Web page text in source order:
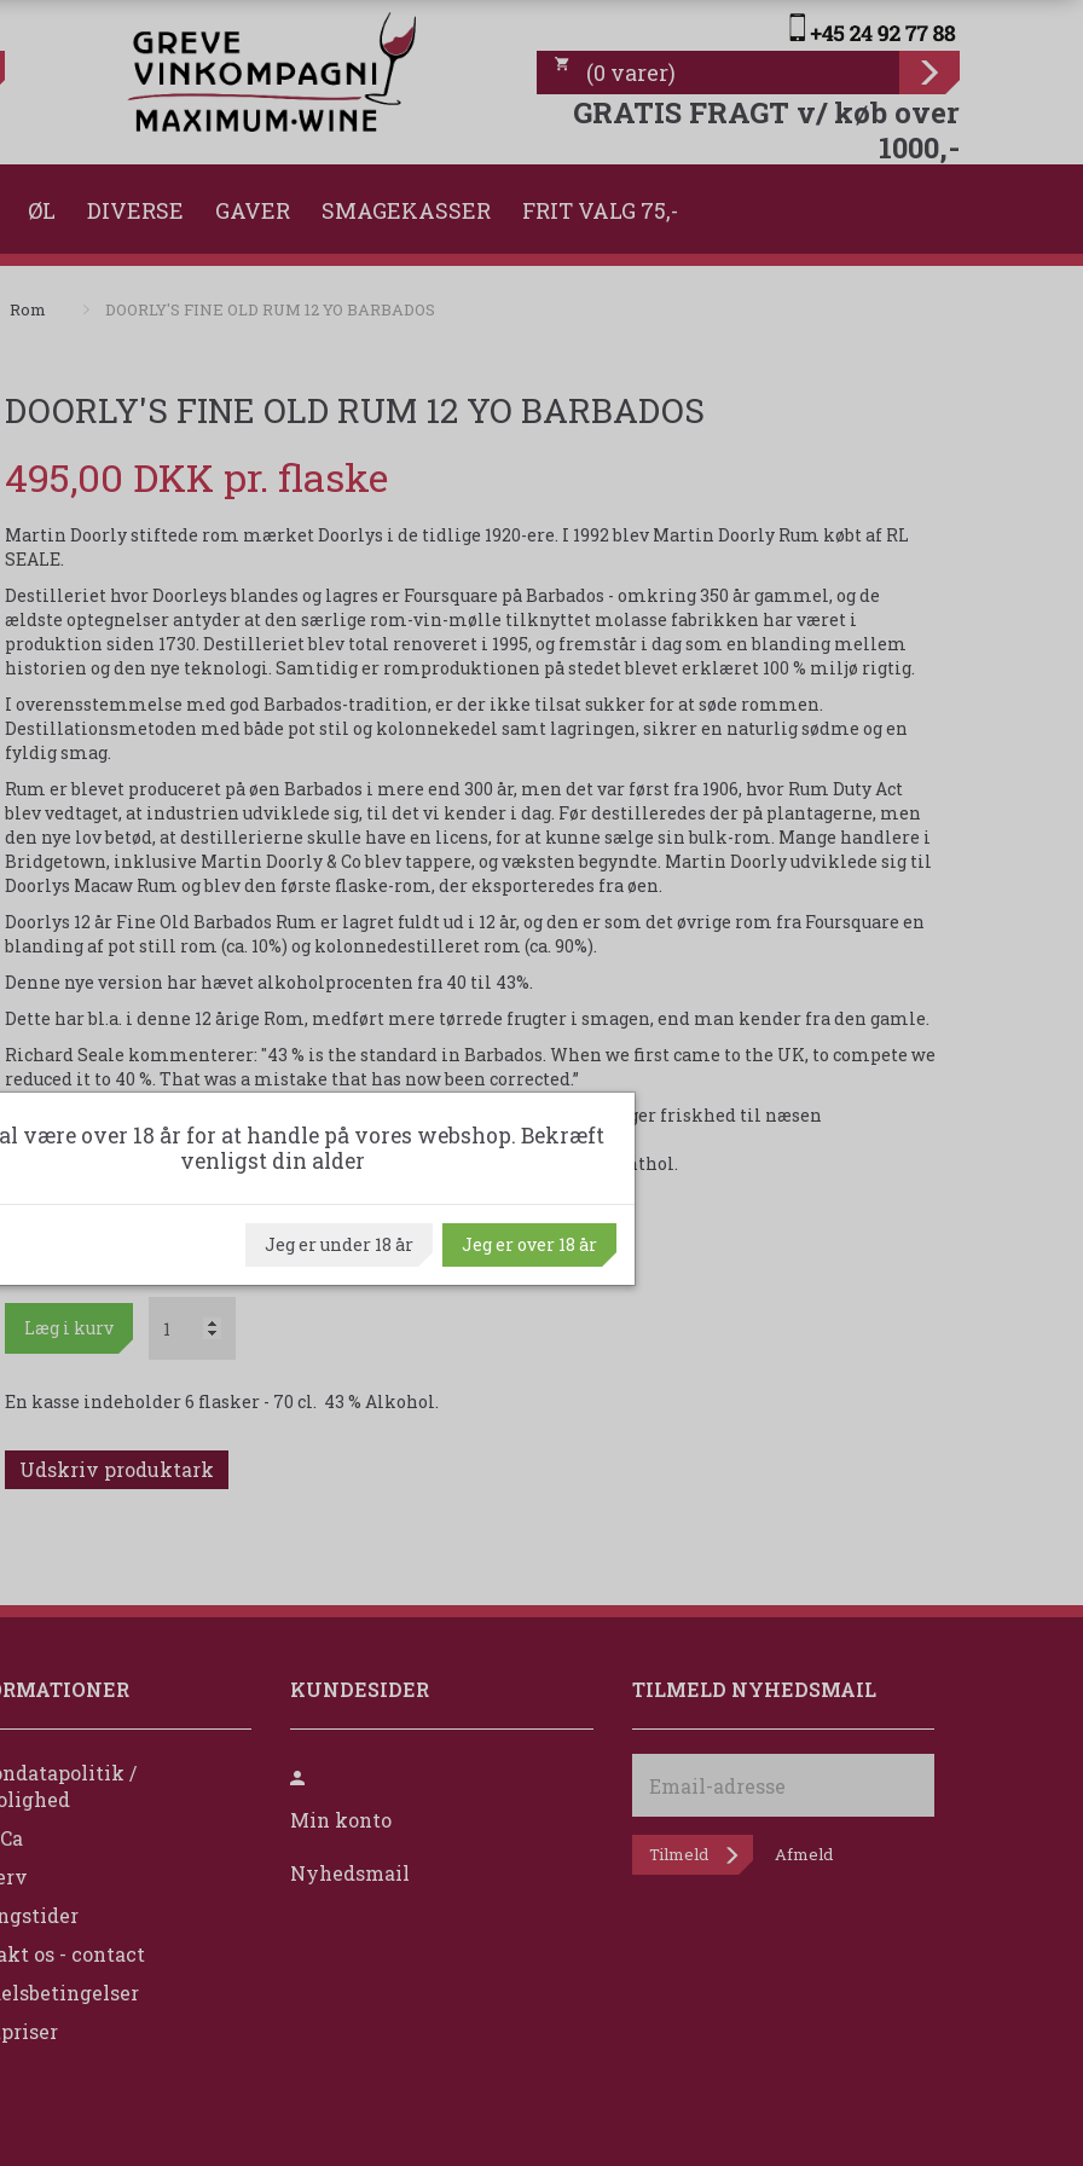
(0 varer)
GRATIS FRAGT v/ køb over
1000,-
ØL DIVERSE GAVER SMAGEKASSER FRIT VALG 75,-
Rom DOORLY'S FINE OLD RUM 12 YO BARBADOS
DOORLY'S FINE OLD RUM 12 YO BARBADOS
495,00 DKK
Martin Doorly stiftede rom mærket Doorlys i de tidlige 1920-ere. I 1992 blev Martin Doorly Rum købt af RL
SEALE.
Destilleriet hvor Doorleys blandes og lagres er Foursquare på Barbados - omkring 350 år gammel, og de
ældste optegnelser antyder at den særlige rom-vin-mølle tilknyttet molasse fabrikken har været i
produktion siden 1730. Destilleriet blev total renoveret i 1995, og fremstår i dag som en blanding mellem
historien og den nye teknologi. Samtidig er romproduktionen på stedet blevet erklæret 100 % miljø rigtig.
I overensstemmelse med god Barbados-tradition, er der ikke tilsat sukker for at søde rommen.
Destillationsmetoden med både pot stil og kolonnekedel samt lagringen, sikrer en naturlig sødme og en
fyldig smag.
Rum er blevet produceret på øen Barbados i mere end 300 år, men det var først fra 1906, hvor Rum Duty Act
blev vedtaget, at industrien udviklede sig, til det vi kender i dag. Før destilleredes der på plantagerne, men
den nye lov betød, at destillerierne skulle have en licens, for at kunne sælge sin bulk-rom. Mange handlere i
Bridgetown, inklusive Martin Doorly & Co blev tappere, og væksten begyndte. Martin Doorly udviklede sig til
Doorlys Macaw Rum og blev den første flaske-rom, der eksporteredes fra øen.
Doorlys 12 år Fine Old Barbados Rum er lagret fuldt ud i 12 år, og den er som det øvrige rom fra Foursquare en
blanding af pot still rom (ca. 10%) og kolonnedestilleret rom (ca. 90%).
Denne nye version har hævet alkoholprocenten fra 40 til 43%.
Dette har bl.a. i denne 12 årige Rom, medført mere tørrede frugter i smagen, end man kender fra den gamle.
Richard Seale kommenterer: "43 % is the standard in Barbados. When we first came to the UK, to compete we
reduced it to 40 %. That was a mistake that has now been corrected.”
litchi der bringer friskhed til næsen
Gylden sirup og ristet kanel. Cigareboks, shortbread, orange og menthol.
Eftersmag:Creme brulee, cedertræ og et krydret strejf af røde chili
Det rykker, en klasse dram til enhver lejlighed
Læg i kurv
En kasse indeholder 6 flasker - 70 cl. 43 % Alkohol.
Udskriv produktark
/
os - contact
KUNDESIDER
Min konto
Nyhedsmail
TILMELD NYHEDSMAIL
adresse
Tilmeld Afmeld
være over 18 år for at handle på vores webshop. Bekræft
venligst din alder
Jeg er under 18 år Jeg er over 18 år